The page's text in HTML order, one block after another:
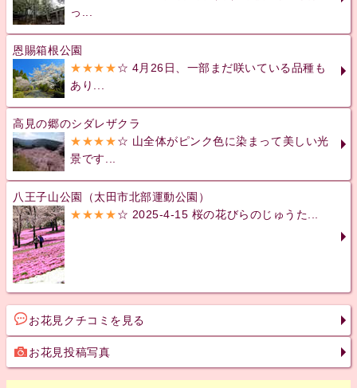
っ...
恩賜箱根公園
★★★★☆ 4月26日、一部まだ咲いている品種も
あり...
高見の郷のシダレザクラ
★★★★☆ 山全体がピンク色に染まって美しい光
景です...
八王子山公園（太田市北部運動公園）
★★★★☆ 2025-4-15 桜の花びらのじゅうた...
お花見クチコミを見る
お花見投稿写真